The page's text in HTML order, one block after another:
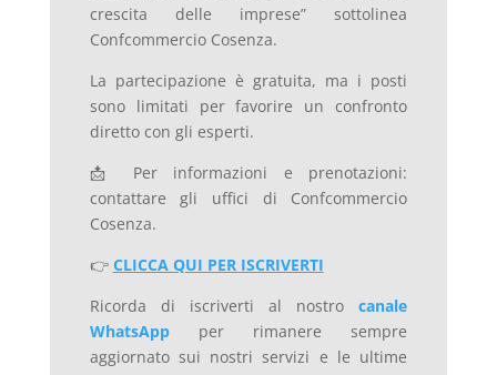
crescita delle imprese” sottolinea
Confcommercio Cosenza.
La partecipazione è gratuita, ma i posti
sono limitati per favorire un confronto
diretto con gli esperti.
📩 Per informazioni e prenotazioni:
contattare gli uffici di Confcommercio
Cosenza.
👉 CLICCA QUI PER ISCRIVERTI
Ricorda di iscriverti al nostrocanale
WhatsApp
per rimanere sempre
aggiornato sui nostri servizi e le ultime